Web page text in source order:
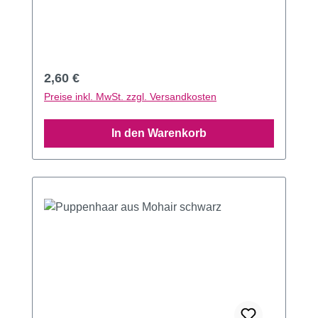
Regulärer Preis:
2,60 €
Preise inkl. MwSt. zzgl. Versandkosten
In den Warenkorb